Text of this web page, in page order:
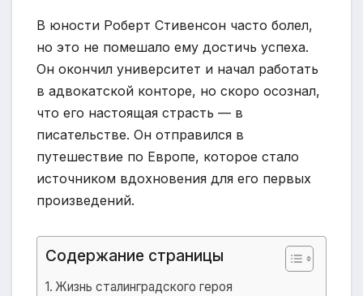
В юности Роберт Стивенсон часто болел,
но это не помешало ему достичь успеха.
Он окончил университет и начал работать
в адвокатской конторе, но скоро осознал,
что его настоящая страсть — в
писательстве. Он отправился в
путешествие по Европе, которое стало
источником вдохновения для его первых
произведений.
Содержание страницы
Жизнь сталинградского героя